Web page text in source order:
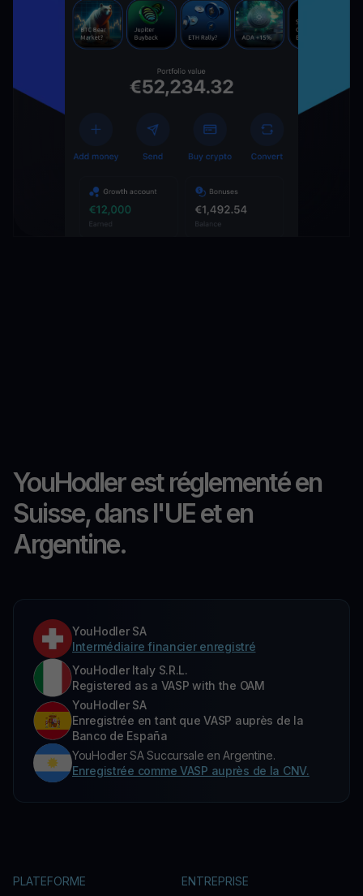
YouHodler est réglementé en
Suisse, dans l'UE et en
Argentine.
YouHodler SA
Intermédiaire financier enregistré
YouHodler Italy S.R.L.
Registered as a VASP with the OAM
YouHodler SA
Enregistrée en tant que VASP auprès de la
Banco de España
YouHodler SA Succursale en Argentine.
Enregistrée comme VASP auprès de la CNV.
PLATEFORME ENTREPRISE